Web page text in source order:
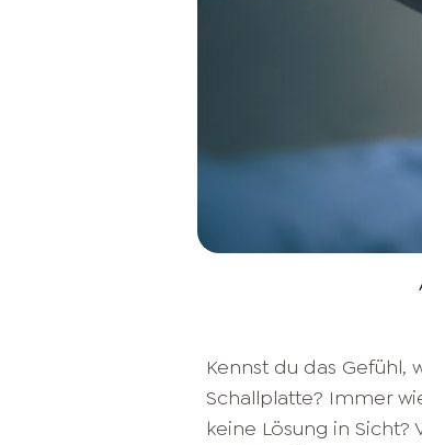
Kennst du das Gefühl,
Schallplatte? Immer
keine Lösung in